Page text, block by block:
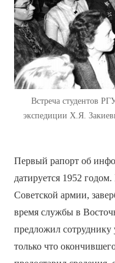
Встреча студентов
экспедиции Х.Я.
Первый рапорт об
датируется 1952
Советской армии,
время службы в
предложил сотруднику
только что